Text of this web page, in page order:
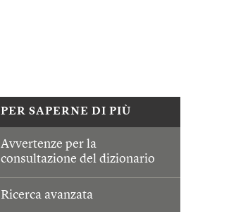
PER SAPERNE DI PIÙ
Avvertenze per la
consultazione del dizionario
Ricerca avanzata